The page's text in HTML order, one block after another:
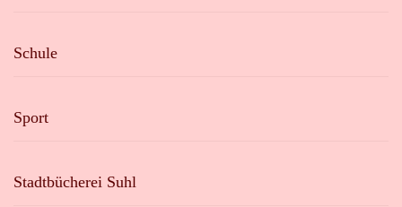
Schule
Sport
Stadtbücherei Suhl